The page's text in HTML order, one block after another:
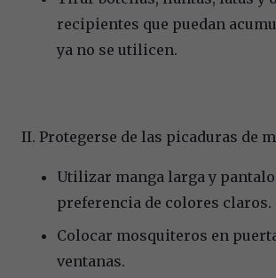
recipientes que puedan
ya no se utilicen.
II. Protegerse de las picaduras de
Utilizar manga larga y
preferencia de colores claros.
Colocar mosquiteros en
ventanas.